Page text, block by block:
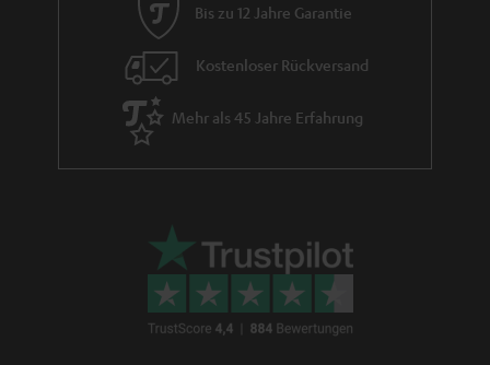
Bis zu 12 Jahre Garantie
Kostenloser Rückversand
Mehr als 45 Jahre Erfahrung